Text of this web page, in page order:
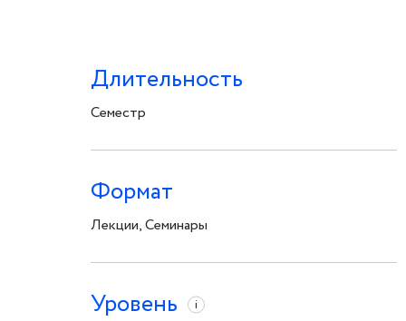
Длительность
Семестр
Формат
Лекции, Семинары
Уровень i